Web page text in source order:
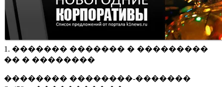
1. ������� ������� � ���������
�� � ��������
�������� ��������-�������